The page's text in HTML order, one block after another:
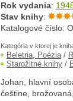
Rok vydania:
Stav knihy:
Katalogové číslo:
Kategória v ktorej je
Beletria, Poézia/
Starožitné knihy /
Johan, hlavní
češtine,